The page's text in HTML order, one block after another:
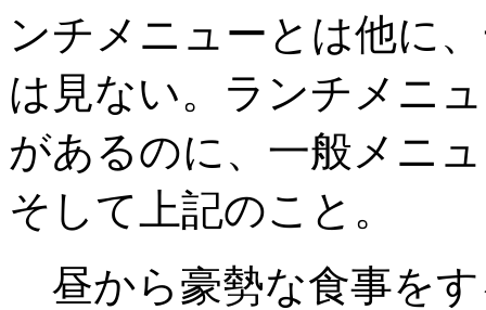
ンチメニューとは他に
は見ない。ランチメニ
があるのに、一般メニ
そして上記のこと。
昼から豪勢な食事を